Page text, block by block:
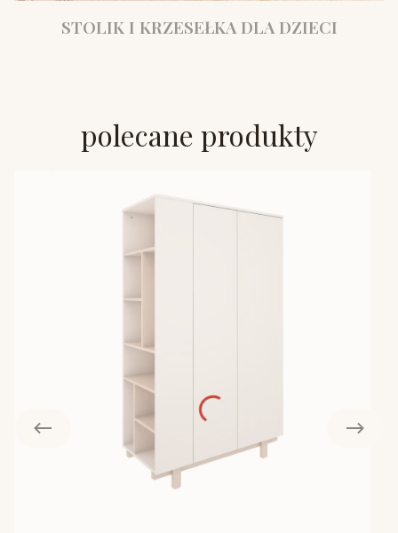
STOLIK I KRZESEŁKA DLA DZIECI
polecane produkty